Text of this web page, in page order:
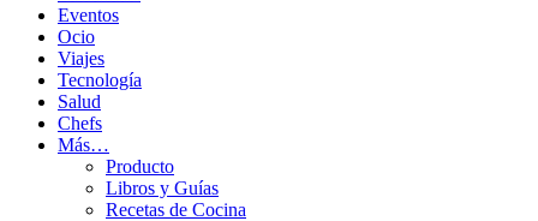
Eventos
Ocio
Viajes
Tecnología
Salud
Chefs
Más…
Producto
Libros y Guías
Recetas de Cocina